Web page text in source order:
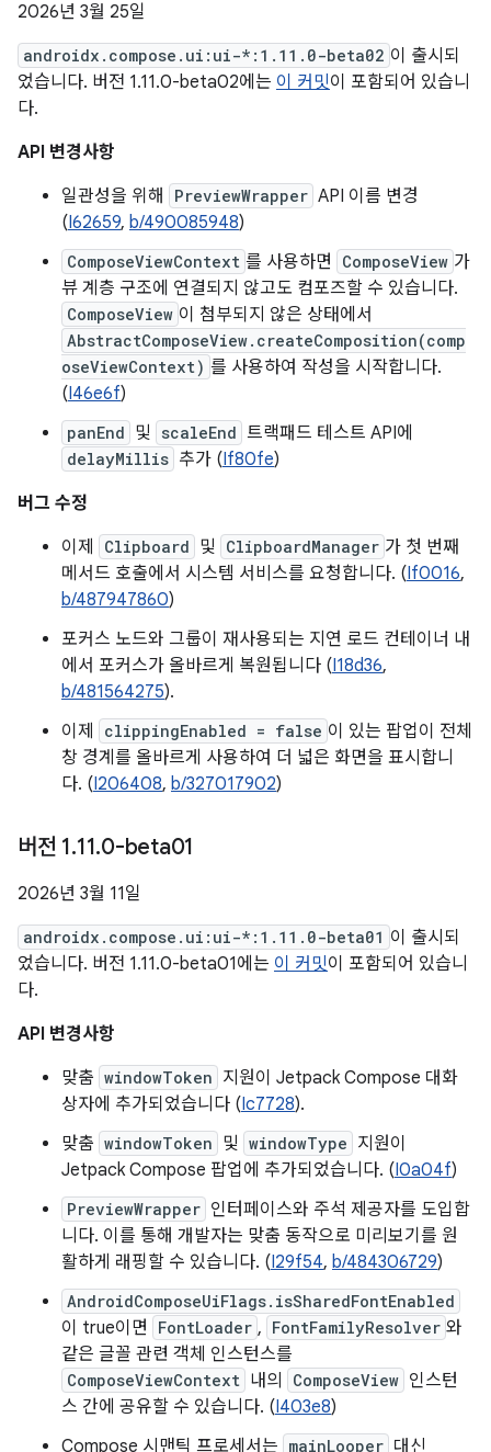
2026년 3월 25일
androidx.compose.ui:ui-*:1.11.0-beta02 이 출시되
었습니다. 버전 1.11.0-beta02에는 이 커밋이 포함되어 있습니
다.
API 변경사항
일관성을 위해
PreviewWrapper API 이름 변경
(I62659, b/490085948)
ComposeViewContext 를 사용하면 ComposeView 가
뷰 계층 구조에 연결되지 않고도 컴포즈할 수 있습니다.
ComposeView 이 첨부되지 않은 상태에서
AbstractComposeView.createComposition(comp
oseViewContext) 를 사용하여 작성을 시작합니다.
(I46e6f)
panEnd 및 scaleEnd 트랙패드 테스트 API에
delayMillis 추가 (If80fe)
버그 수정
이제
Clipboard 및 ClipboardManager 가 첫 번째
메서드 호출에서 시스템 서비스를 요청합니다. (If0016,
b/487947860)
포커스 노드와 그룹이 재사용되는 지연 로드 컨테이너 내
에서 포커스가 올바르게 복원됩니다 (I18d36,
b/481564275).
이제
clippingEnabled = false 이 있는 팝업이 전체
창 경계를 올바르게 사용하여 더 넓은 화면을 표시합니
다. (I206408, b/327017902)
버전 1.11.0-beta01
2026년 3월 11일
androidx.compose.ui:ui-*:1.11.0-beta01 이 출시되
었습니다. 버전 1.11.0-beta01에는 이 커밋이 포함되어 있습니
다.
API 변경사항
맞춤 windowToken 지원이 Jetpack Compose 대화
상자에 추가되었습니다 (Ic7728).
맞춤 windowToken 및 windowType 지원이
Jetpack Compose 팝업에 추가되었습니다. (I0a04f)
PreviewWrapper 인터페이스와 주석 제공자를 도입합
니다. 이를 통해 개발자는 맞춤 동작으로 미리보기를 원
활하게 래핑할 수 있습니다. (I29f54, b/484306729)
AndroidComposeUiFlags.isSharedFontEnabled
이 true이면 FontLoader , FontFamilyResolver 와
같은 글꼴 관련 객체 인스턴스를
ComposeViewContext 내의 ComposeView 인스턴
스 간에 공유할 수 있습니다. (I403e8)
Compose 시맨틱 프로세서는 mainLooper 대신